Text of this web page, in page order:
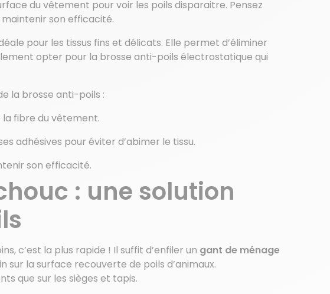
du vêtement pour voir les poils disparaitre. Pensez
son efficacité.
pour les tissus fins et délicats. Elle permet d’éliminer
opter pour la brosse anti-poils électrostatique qui
la brosse anti-poils :
fibre du vêtement.
adhésives pour éviter d’abimer le tissu.
son efficacité.
: une solution
c’est la plus rapide ! Il suffit d’enfiler un gant de ménage
la surface recouverte de poils d’animaux.
que sur les sièges et tapis.